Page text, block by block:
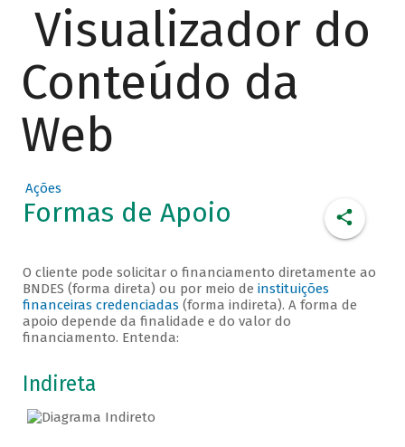
Visualizador do
Conteúdo da
Web
Ações
Formas de Apoio
O cliente pode solicitar o financiamento diretamente ao
BNDES (forma direta) ou por meio de instituições
financeiras credenciadas (forma indireta). A forma de
apoio depende da finalidade e do valor do
financiamento. Entenda:
Veja como solicitar
Indireta